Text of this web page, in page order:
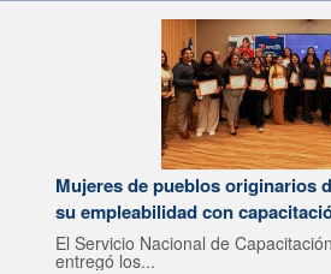
Mujeres de pueblos originarios
su empleabilidad con
El Servicio Nacional de
entregó los...